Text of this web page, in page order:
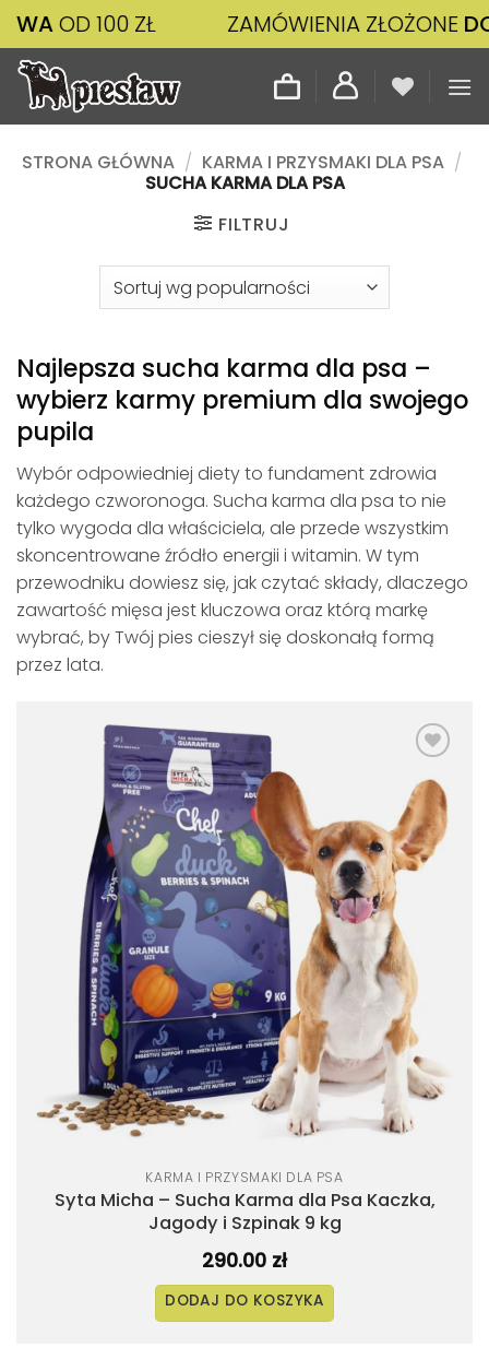
Przewiń
do
zawartości
ZŁ ZAMÓWIENIA ZŁOŻONEDO 14:00
STRONA GŁÓWNA / KARMA I PRZYSMAKI DLA PSA /
SUCHA KARMA DLA PSA
FILTRUJ
Najlepsza sucha karma dla psa –
wybierz karmy premium dla swojego
pupila
Wybór odpowiedniej diety to fundament zdrowia
każdego czworonoga. Sucha karma dla psa to nie
tylko wygoda dla właściciela, ale przede wszystkim
skoncentrowane źródło energii i witamin. W tym
przewodniku dowiesz się, jak czytać składy, dlaczego
zawartość mięsa jest kluczowa oraz którą markę
wybrać, by Twój pies cieszył się doskonałą formą
przez lata.
do
listy
życzeń
KARMA I PRZYSMAKI DLA PSA
Syta Micha – Sucha Karma dla Psa Kaczka,
Jagody i Szpinak 9 kg
290.00 zł
DODAJ DO KOSZYKA